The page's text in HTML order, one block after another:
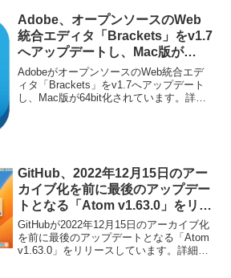
Adobe、オープンソースのWeb
統合エディタ「Brackets」をv1.7
へアップデートし、Mac版が
64bit化。
AdobeがオープンソースのWeb統合エデ
ィタ「Brackets」をv1.7へアップデート
し、Mac版が64bit化されています。詳細
GitHub、2022年12月15日のアー
カイブ化を前に最後のアップデー
トとなる「Atom v1.63.0」をリリ
ース。
GitHubが2022年12月15日のアーカイブ化
を前に最後のアップデートとなる「Atom
v1.63.0」をリリースしています。詳細は